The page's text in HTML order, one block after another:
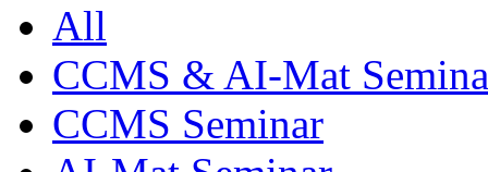
All
CCMS & AI-Mat
CCMS Seminar